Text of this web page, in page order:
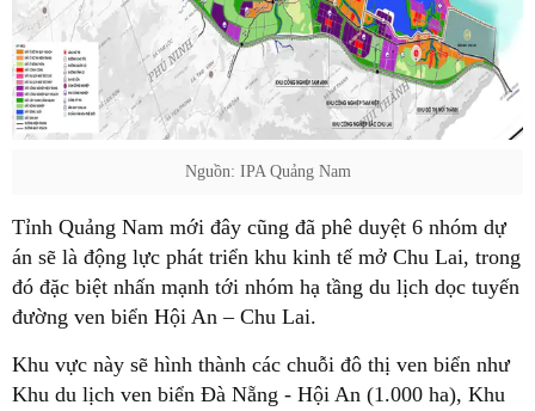
Nguồn: IPA Quảng Nam
Tỉnh Quảng Nam mới đây cũng đã phê duyệt 6 nhóm dự
án sẽ là động lực phát triển khu kinh tế mở Chu Lai, trong
đó đặc biệt nhấn mạnh tới nhóm hạ tầng du lịch dọc tuyến
đường ven biển Hội An – Chu Lai.
Khu vực này sẽ hình thành các chuỗi đô thị ven biển như
Khu du lịch ven biển Đà Nẵng - Hội An (1.000 ha), Khu